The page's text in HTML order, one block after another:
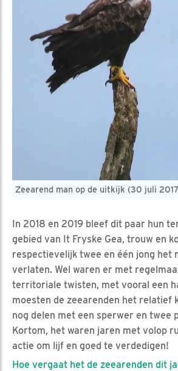
Zeearend man op de uitkijk (30 juli
In 2018 en 2019 bleef dit paar hun
gebied van It Fryske Gea, trouw en
respectievelijk twee en één jong het
verlaten. Wel waren er met
territoriale twisten, met vooral een
moesten de zeearenden het relatief
nog delen met een sperwer en twee
Kortom, het waren jaren met volop
actie om lijf en goed te verdedigen!
Hoe vergaat het de zeearenden dit